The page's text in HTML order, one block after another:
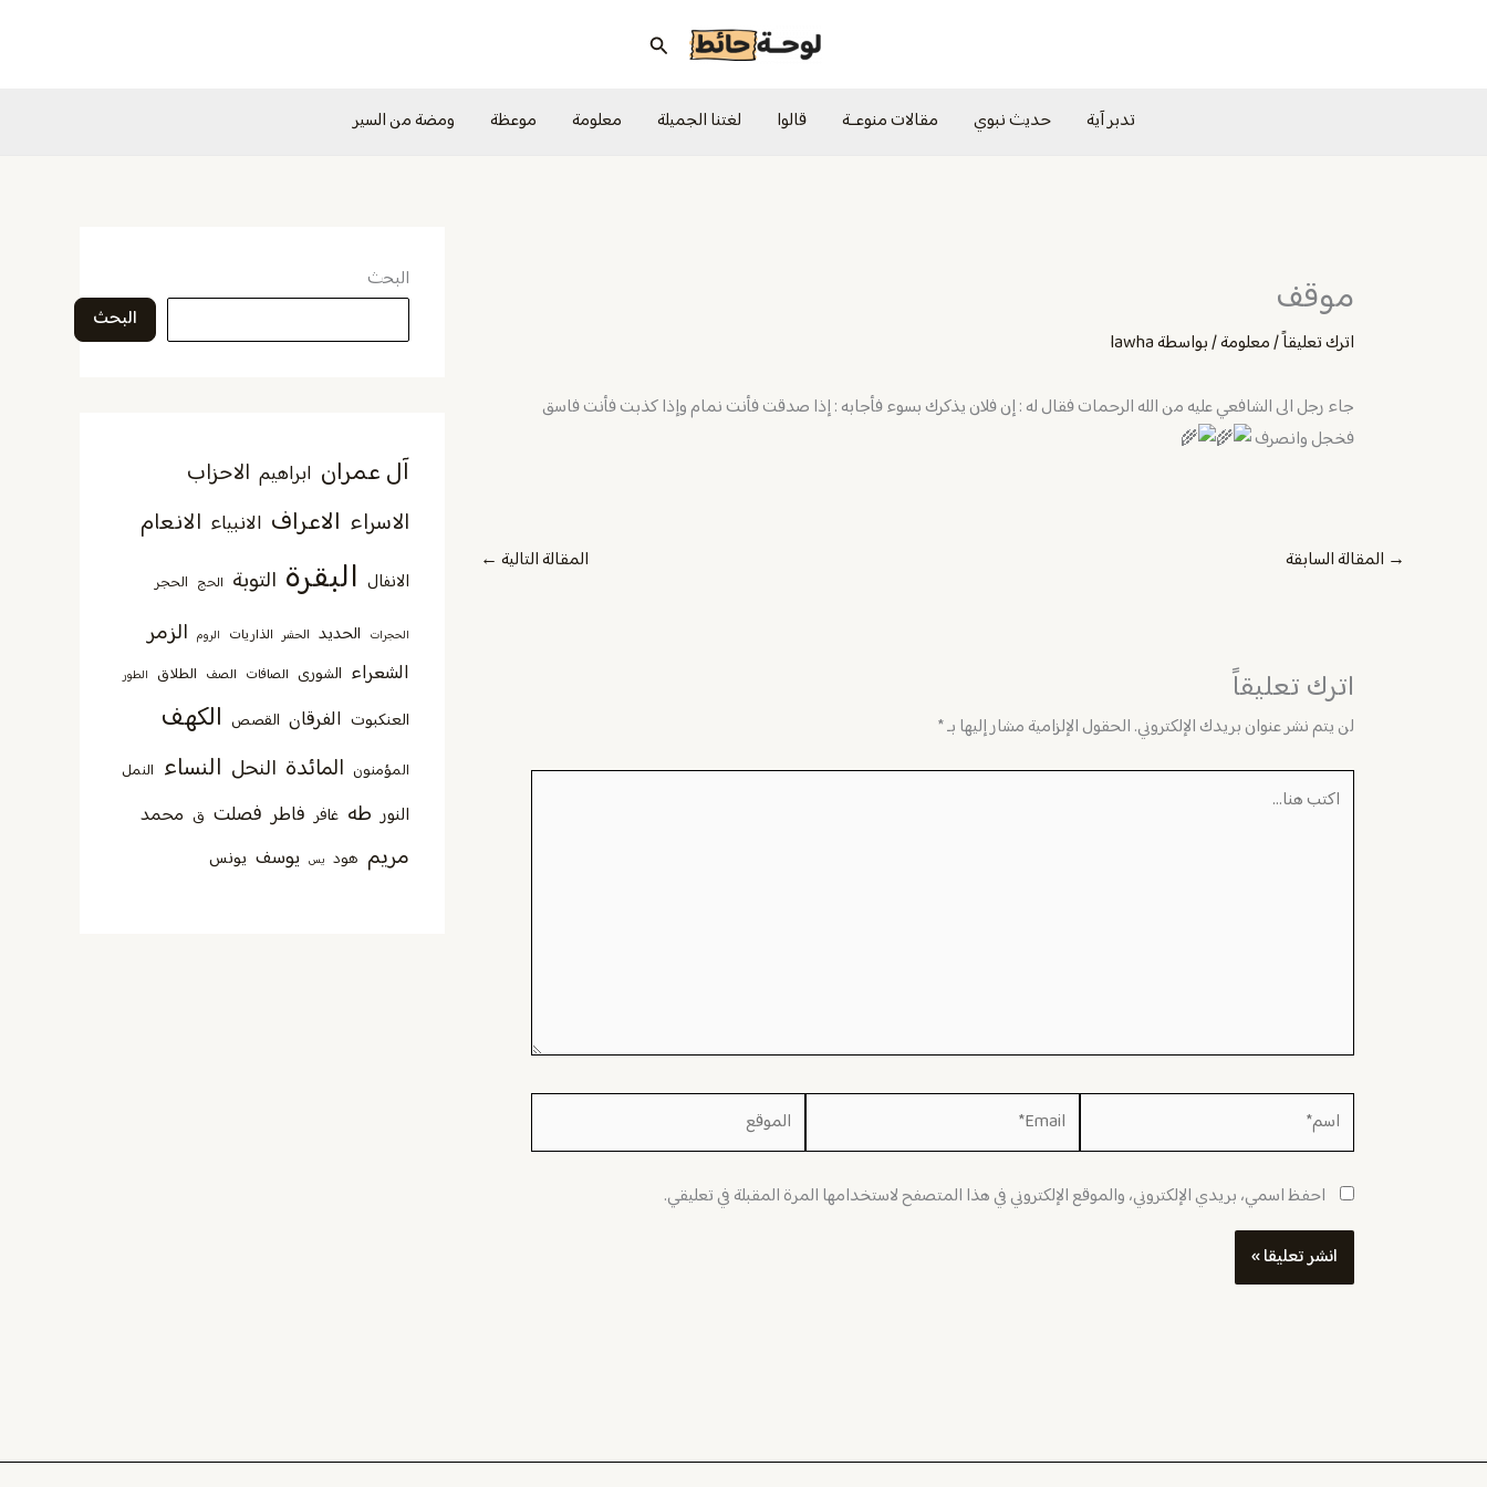
البحث
تدبر آية حديث نبوي مقالات منوعــة قالوا لغتنا الجميلة معلومة موعظة ومضة من السير
موقف
اترك تعليقاً/معلومة/ بواسطةlawha
جاء رجل الى الشافعي عليه من الله الرحمات فقال له : إن فلان يذكرك بسوء فأجابه : إذا صدقت فأنت نمام وإذا كذبت فأنت فاسق
فخجل وانصرف
→ المقالة السابقة المقالة التالية ←
اترك تعليقاً
لن يتم نشر عنوان بريدك الإلكتروني.الحقول الإلزامية مشار إليها بـ*
اكتب
اسم* Email* الموقع
احفظ اسمي، بريدي الإلكتروني، والموقع الإلكتروني في هذا المتصفح لاستخدامها المرة المقبلة في تعليقي.
البحث
البحث
آل عمران ابراهيم الاحزاب
الاسراء الاعراف الانبياء الانعام
الانفال البقرة التوبة الحج الحجر
الحجرات الحديد الحشر الذاريات الروم الزمر
الشعراء الشورى الصافات الصف الطلاق الطور
العنكبوت الفرقان القصص الكهف
المؤمنون المائدة النحل النساء النمل
النور طه غافر فاطر فصلت ق محمد
مريم هود يس يوسف يونس